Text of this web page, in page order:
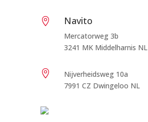
 Navito
Mercatorweg 3b
3241 MK Middelharnis NL

Nijverheidsweg 10a
7991 CZ Dwingeloo NL